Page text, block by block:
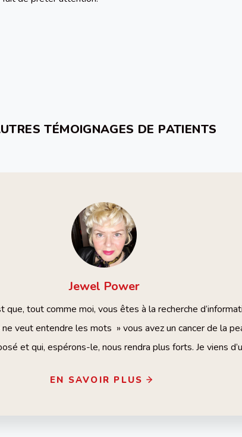
TÉMOIGNAGES DE PATIENTS
Jewel Power
que, tout comme moi, vous êtes à la recherche
veut entendre les mots » vous avez un cancer de la
et qui, espérons-le, nous rendra plus forts. Je viens
EN SAVOIR PLUS